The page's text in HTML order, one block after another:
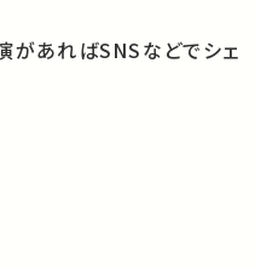
があればSNSなどでシェ